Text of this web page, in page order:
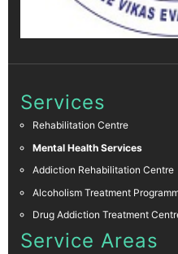
Services
Rehabilitation Centre
Mental Health Services
Addiction Rehabilitation Centre
Alcoholism Treatment
Drug Addiction Treatment
Service Areas